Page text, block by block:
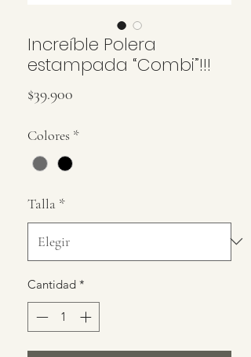
Increíble Polera
estampada “Combi”!!!
$39.900
Colores *
Talla *
Cantidad *